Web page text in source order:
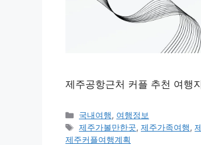
제주공항근처 커플 추천 여행
Categories
국내여행, 여행정보
Tags
제주가볼만한곳,제주가족여행,
제주커플여행계획